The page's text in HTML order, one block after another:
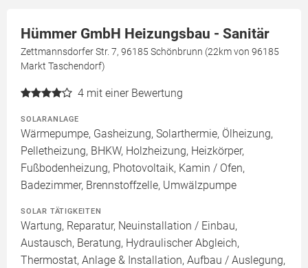
Hümmer GmbH Heizungsbau - Sanitär
Zettmannsdorfer Str. 7, 96185 Schönbrunn (22km von 96185
Markt Taschendorf)
4 mit einer Bewertung
SOLARANLAGE
Wärmepumpe, Gasheizung, Solarthermie, Ölheizung,
Pelletheizung, BHKW, Holzheizung, Heizkörper,
Fußbodenheizung, Photovoltaik, Kamin / Ofen,
Badezimmer, Brennstoffzelle, Umwälzpumpe
SOLAR TÄTIGKEITEN
Wartung, Reparatur, Neuinstallation / Einbau,
Austausch, Beratung, Hydraulischer Abgleich,
Thermostat, Anlage & Installation, Aufbau / Auslegung,